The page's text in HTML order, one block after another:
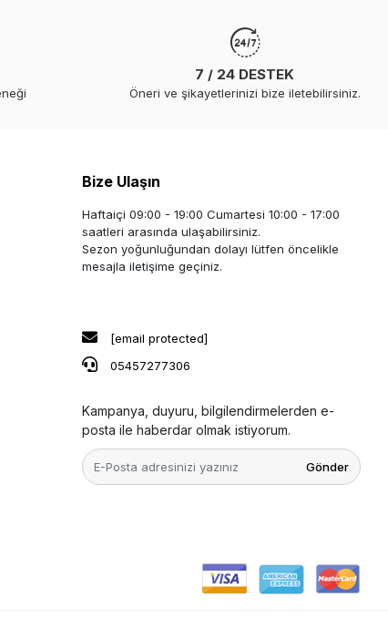
7 / 24 DESTEK
Öneri ve şikayetlerinizi bize iletebilirsiniz.
Bize Ulaşın
Haftaiçi 09:00 - 19:00 Cumartesi 10:00 - 17:00
saatleri arasında ulaşabilirsiniz.
Sezon yoğunluğundan dolayı lütfen öncelikle
mesajla iletişime geçiniz.
[email protected]
05457277306
Kampanya, duyuru, bilgilendirmelerden e-
posta ile haberdar olmak istiyorum.
Gönder